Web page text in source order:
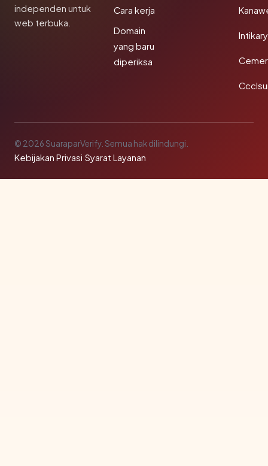
independen untuk
web terbuka.
Cara kerja
Domain
yang baru
diperiksa
© 2026 SuaraparVerify. Semua hak dilindungi.
Kebijakan Privasi·Syarat Layanan